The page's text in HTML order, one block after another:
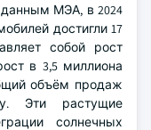
МЭА, в 2024
достигли 17
собой рост
в 3,5 миллиона
объём продаж
Эти растущие
солнечных